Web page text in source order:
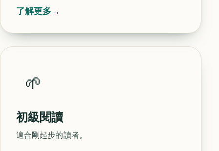
了解更多→
🌱
初級閱讀
適合剛起步的讀者。